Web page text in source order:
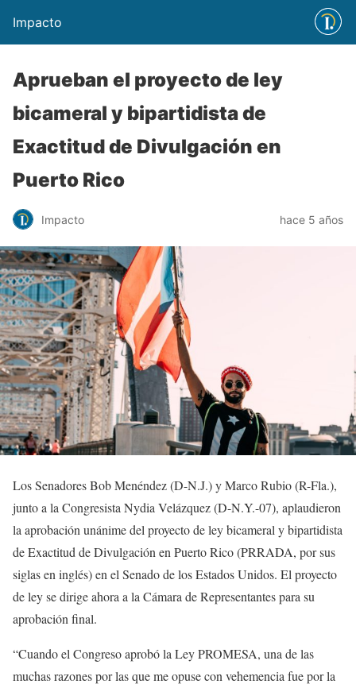
Impacto
Aprueban el proyecto de ley
bicameral y bipartidista de
Exactitud de Divulgación en
Puerto Rico
Impacto hace 5 años
Los Senadores Bob Menéndez (D-N.J.) y Marco Rubio (R-Fla.),
junto a la Congresista Nydia Velázquez (D-N.Y.-07), aplaudieron
la aprobación unánime del proyecto de ley bicameral y bipartidista
de Exactitud de Divulgación en Puerto Rico (PRRADA, por sus
siglas en inglés) en el Senado de los Estados Unidos. El proyecto
de ley se dirige ahora a la Cámara de Representantes para su
aprobación final.
“Cuando el Congreso aprobó la Ley PROMESA, una de las
muchas razones por las que me opuse con vehemencia fue por la